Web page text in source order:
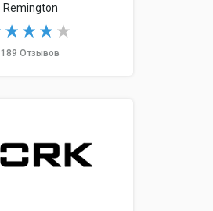
Remington
189 Отзывов